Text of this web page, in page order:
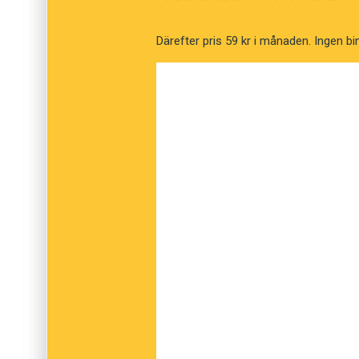
Därefter pris 59 kr i månaden. Ingen